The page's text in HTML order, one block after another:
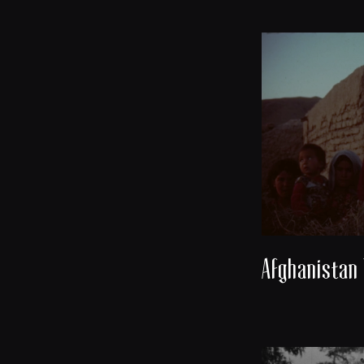
Afghanistan